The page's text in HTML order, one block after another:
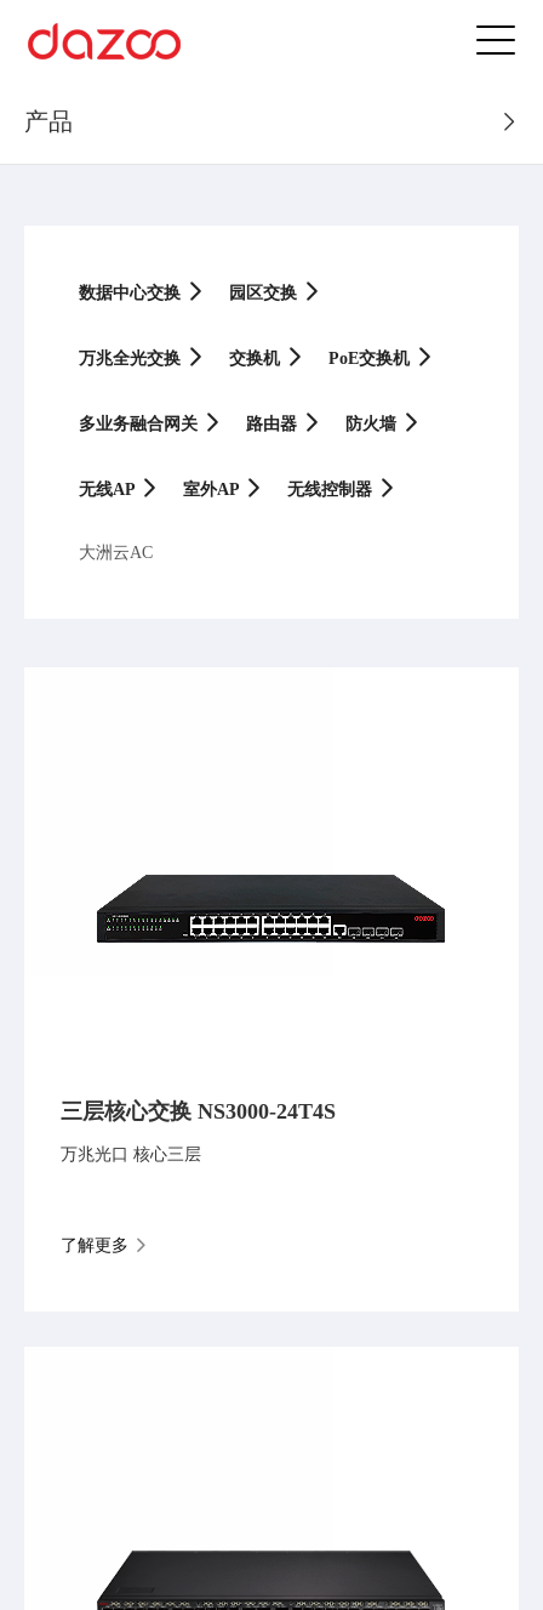
产品
数据中心交换 园区交换
万兆全光交换 交换机 PoE交换机
多业务融合网关 路由器 防火墙
无线AP 室外AP 无线控制器
大洲云AC
三层核心交换 NS3000-24T4S
万兆光口 核心三层
了解更多